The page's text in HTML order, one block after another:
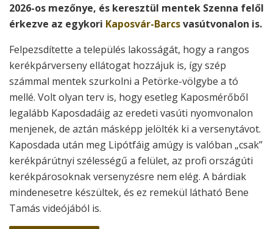
2026-os mezőnye, és keresztül mentek Szenna felől
érkezve az egykori Kaposvár-Barcsvasútvonalon is.
Felpezsdítette a település lakosságát, hogy a rangos
kerékpárverseny ellátogat hozzájuk is, így szép
számmal mentek szurkolni a Petörke-völgybe a tó
mellé. Volt olyan terv is, hogy esetleg Kaposmérőből
legalább Kaposdadáig az eredeti vasúti nyomvonalon
menjenek, de aztán másképp jelölték ki a versenytávot.
Kaposdada után meg Lipótfáig amúgy is valóban „csak”
kerékpárútnyi szélességű a felület, az profi országúti
kerékpárosoknak versenyzésre nem elég. A bárdiak
mindenesetre készültek, és ez remekül látható Bene
Tamás videójából is.